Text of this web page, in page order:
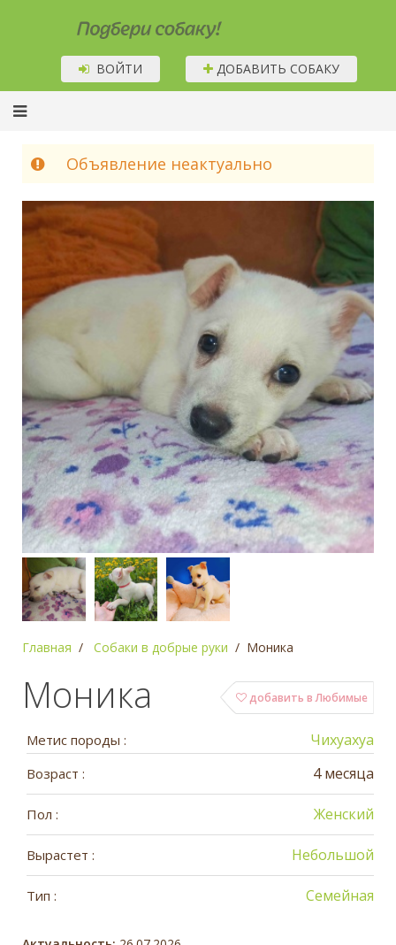
Подбери собаку!
ВОЙТИ ДОБАВИТЬ СОБАКУ
Объявление неактуально
Главная Собаки в добрые руки Моника
добавить в Любимые
Моника
Метис породы : Чихуахуа
Возраст : 4 месяца
Пол : Женский
Вырастет : Небольшой
Тип : Семейная